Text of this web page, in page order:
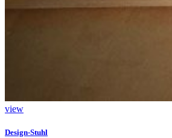
view
Design-Stuhl